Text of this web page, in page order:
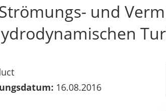
und
16.08.2016